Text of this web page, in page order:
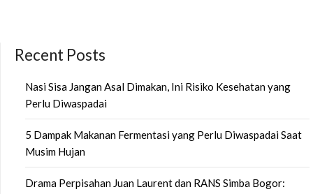
Recent Posts
Nasi Sisa Jangan Asal Dimakan, Ini Risiko Kesehatan yang
Perlu Diwaspadai
5 Dampak Makanan Fermentasi yang Perlu Diwaspadai Saat
Musim Hujan
Drama Perpisahan Juan Laurent dan RANS Simba Bogor: